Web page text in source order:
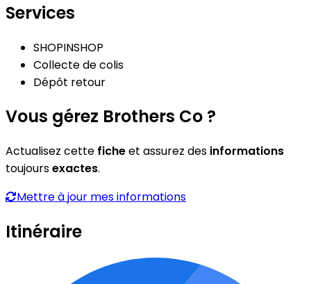
Services
SHOPINSHOP
Collecte de colis
Dépôt retour
Vous gérez Brothers Co ?
Actualisez cette ficheet assurez des informations
toujoursexactes.
Mettre à jour mes informations
Itinéraire